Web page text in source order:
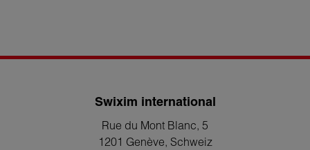
Swixim international
Rue du Mont Blanc, 5
1201 Genève, Schweiz